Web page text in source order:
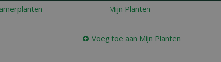
Mijn Planten
Voeg toe aan Mijn Planten